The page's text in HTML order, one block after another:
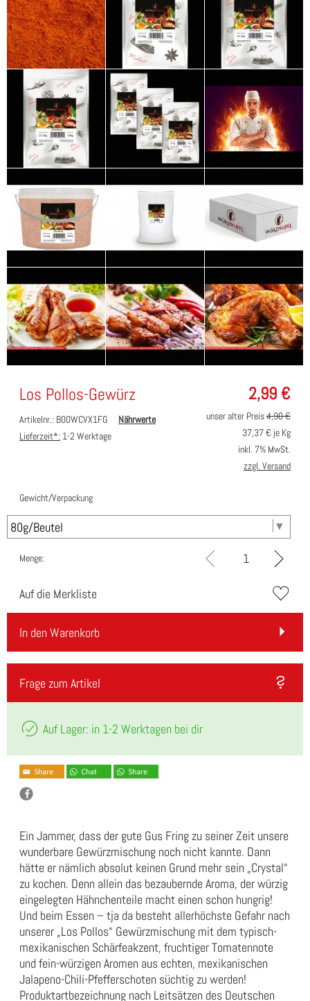
2,99 €
Los Pollos-Gewürz
Artikelnr.: B00WCVX1FG
Nährwerte
Lieferzeit*: 1-2 Werktage
unser alter Preis4,90 €
37,37€ je Kg
inkl. 7% MwSt.
zzgl. Versand
Gewicht/Verpackung
Menge:
Auf die Merkliste
In den Warenkorb
Frage zum Artikel
Auf Lager: in 1-2 Werktagen bei dir
Ein Jammer, dass der gute Gus Fring zu seiner Zeit unsere
wunderbare Gewürzmischung noch nicht kannte. Dann
hätte er nämlich absolut keinen Grund mehr sein „Crystal“
zu kochen. Denn allein das bezaubernde Aroma, der würzig
eingelegten Hähnchenteile macht einen schon hungrig!
Und beim Essen – tja da besteht allerhöchste Gefahr nach
unserer „Los Pollos“ Gewürzmischung mit dem typisch-
mexikanischen Schärfeakzent, fruchtiger Tomatennote
und fein-würzigen Aromen aus echten, mexikanischen
Jalapeno-Chili-Pfefferschoten süchtig zu werden!
Produktartbezeichnung nach Leitsätzen des Deutschen